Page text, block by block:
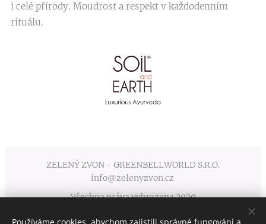
i celé přírody. Moudrost a respekt v každodenním
rituálu.
ZELENÝ ZVON - GREENBELLWORLD S.R.O.
info@zelenyzvon.cz
Všechna práva vyhrazena 2020